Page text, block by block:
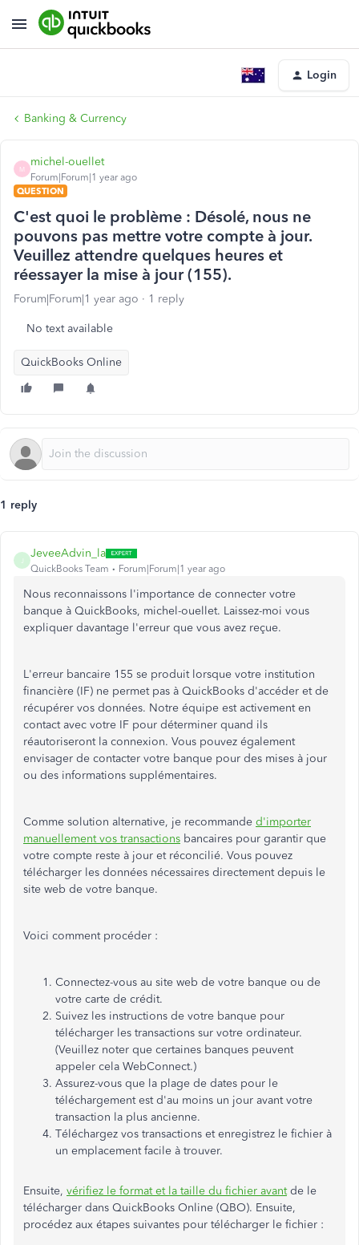
Login
Banking & Currency
M
michel-ouellet
Forum|Forum|1 year ago
QUESTION
C'est quoi le problème : Désolé, nous ne
pouvons pas mettre votre compte à jour.
Veuillez attendre quelques heures et
réessayer la mise à jour (155).
Forum|Forum|1 year ago 1 reply
No text available
QuickBooks Online
1 reply
JeveeAdvin_la
QuickBooks Team Forum|Forum|1 year ago
Nous reconnaissons l'importance de connecter votre
banque à QuickBooks, michel-ouellet. Laissez-moi vous
expliquer davantage l'erreur que vous avez reçue.
L'erreur bancaire 155 se produit lorsque votre institution
financière (IF) ne permet pas à QuickBooks d'accéder et de
récupérer vos données. Notre équipe est activement en
contact avec votre IF pour déterminer quand ils
réautoriseront la connexion. Vous pouvez également
envisager de contacter votre banque pour des mises à jour
ou des informations supplémentaires.
Comme solution alternative, je recommande d'importer
manuellement vos transactions bancaires pour garantir que
votre compte reste à jour et réconcilié. Vous pouvez
télécharger les données nécessaires directement depuis le
site web de votre banque.
Voici comment procéder :
Connectez-vous au site web de votre banque ou de
votre carte de crédit.
Suivez les instructions de votre banque pour
télécharger les transactions sur votre ordinateur.
(Veuillez noter que certaines banques peuvent
appeler cela WebConnect.)
Assurez-vous que la plage de dates pour le
téléchargement est d'au moins un jour avant votre
transaction la plus ancienne.
Téléchargez vos transactions et enregistrez le fichier à
un emplacement facile à trouver.
Ensuite, vérifiez le format et la taille du fichier avantde le
télécharger dans QuickBooks Online (QBO). Ensuite,
procédez aux étapes suivantes pour télécharger le fichier :